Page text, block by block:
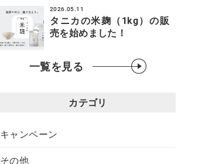
2026.05.11
タニカの米麹（1kg）の販
売を始めました！
一覧を見る
カテゴリ
キャンペーン
その他